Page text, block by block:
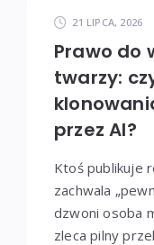
21 LIPCA, 2026
Prawo do
twarzy:
przez AI?
Ktoś publikuje
zachwala
dzwoni osoba
zleca pilny